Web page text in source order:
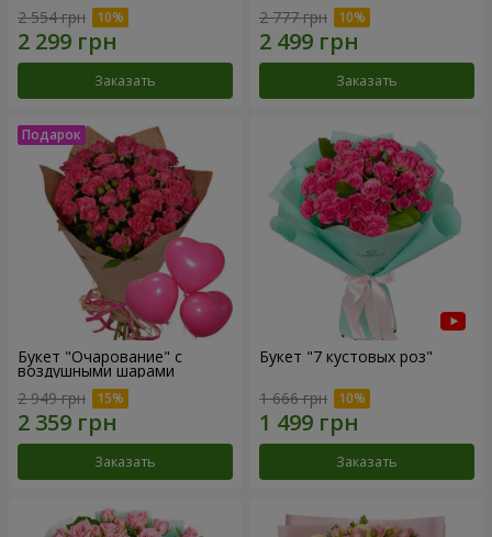
2 554 грн
Заказать
2 777 грн
Заказать
Букет "Очарование" с
воздушными шарами
2 949 грн
Заказать
Букет "7 кустовых роз"
1 666 грн
Заказать